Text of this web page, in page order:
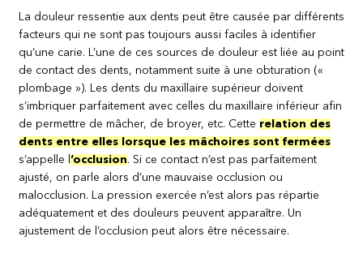
La douleur ressentie aux dents peut être causée par différents
facteurs qui ne sont pas toujours aussi faciles à identifier
qu’une carie. L’une de ces sources de douleur est liée au point
de contact des dents, notamment suite à une obturation («
plombage »). Les dents du maxillaire supérieur doivent
s’imbriquer parfaitement avec celles du maxillaire inférieur afin
de permettre de mâcher, de broyer, etc. Cette relation des
dents entre elles lorsque les mâchoires sont fermées
s’appelle l‘occlusion. Si ce contact n’est pas parfaitement
ajusté, on parle alors d’une mauvaise occlusion ou
malocclusion. La pression exercée n’est alors pas répartie
adéquatement et des douleurs peuvent apparaître. Un
ajustement de l’occlusion peut alors être nécessaire.